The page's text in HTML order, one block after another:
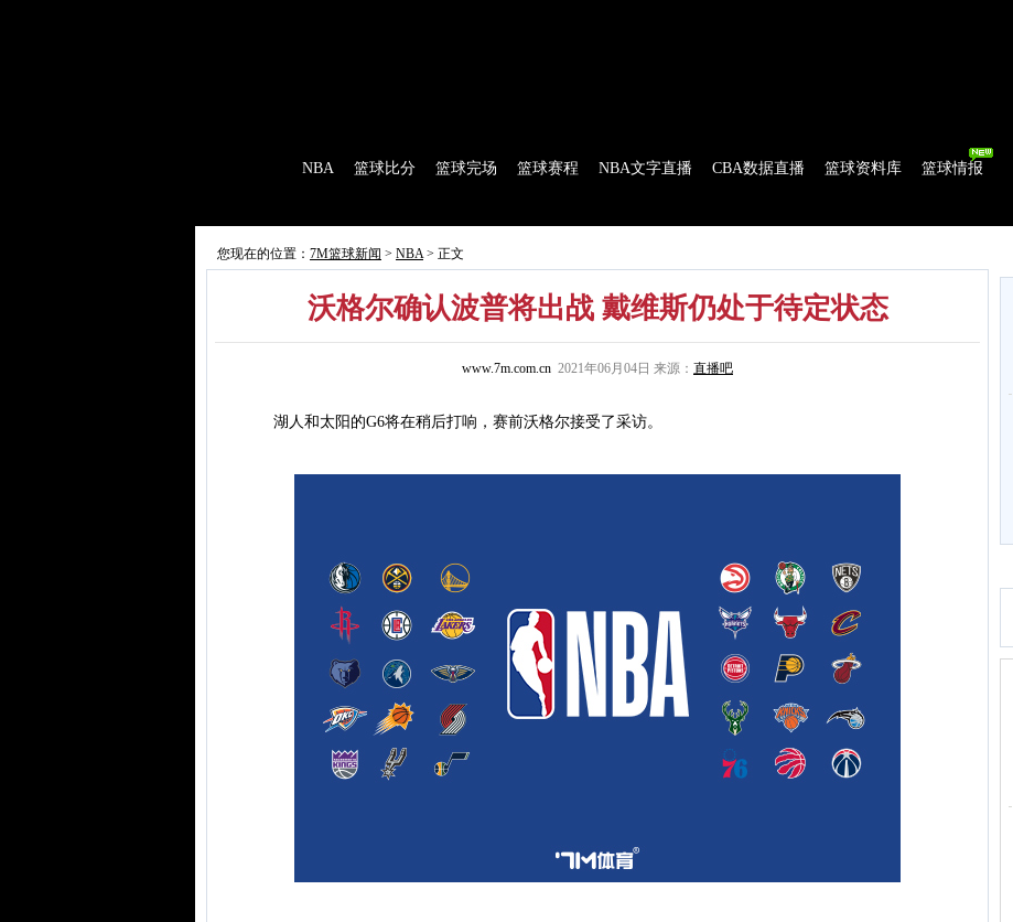
NBA 篮球比分 篮球完场 篮球赛程 NBA文字直播 CBA数据直播 篮球资料库 篮球情报
您现在的位置： 7M篮球新闻 > NBA> 正文
沃格尔确认波普将出战 戴维斯仍处于待定状态
www.7m.com.cn 2021年06月04日 来源： 直播吧
湖人和太阳的G6将在稍后打响，赛前沃格尔接受了采访。